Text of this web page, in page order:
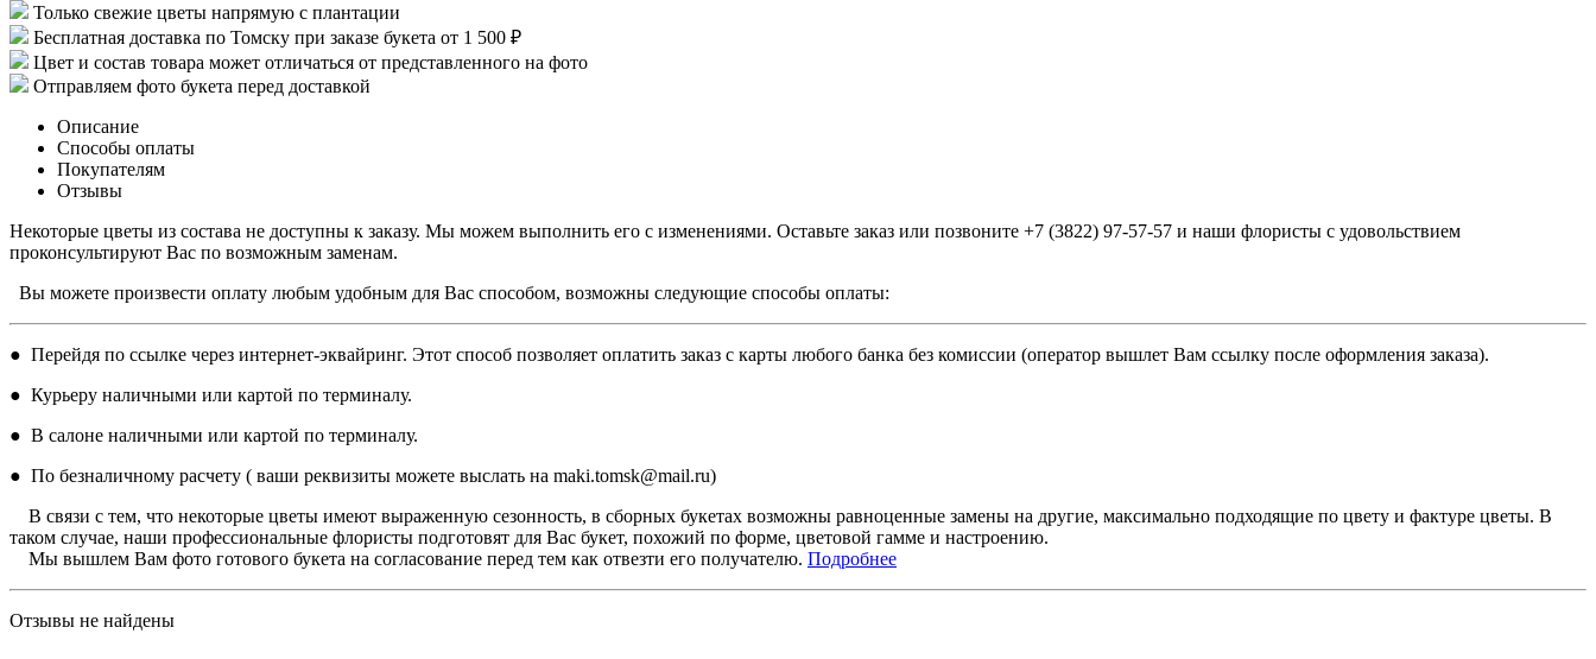
Только свежие цветы напрямую с плантации
Бесплатная доставка по Томску при заказе букета от 1 500 ₽
Цвет и состав товара может отличаться от представленного на фото
Отправляем фото букета перед доставкой
Описание
Способы оплаты
Покупателям
Отзывы
Некоторые цветы из состава не доступны к заказу. Мы можем выполнить его с изменениями. Оставьте заказ или позвоните +7 (3822) 97-57-57 и наши флористы с удовольствием
проконсультируют Вас по возможным заменам.
Вы можете произвести оплату любым удобным для Вас способом, возможны следующие способы оплаты:
● Перейдя по ссылке через интернет-эквайринг. Этот способ позволяет оплатить заказ с карты любого банка без комиссии (оператор вышлет Вам ссылку после оформления заказа).
● Курьеру наличными или картой по терминалу.
● В салоне наличными или картой по терминалу.
● По безналичному расчету ( ваши реквизиты можете выслать на maki.tomsk@mail.ru)
В связи с тем, что некоторые цветы имеют выраженную сезонность, в сборных букетах возможны равноценные замены на другие, максимально подходящие по цвету и фактуре цветы. В
таком случае, наши профессиональные флористы подготовят для Вас букет, похожий по форме, цветовой гамме и настроению.
Мы вышлем Вам фото готового букета на согласование перед тем как отвезти его получателю. Подробнее
Отзывы не найдены